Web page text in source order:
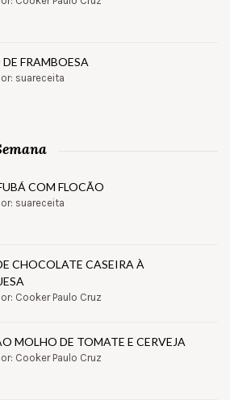
FRAMBOESA
suareceita
COM FLOCÃO
suareceita
CHOCOLATE CASEIRA À
Cooker Paulo Cruz
MOLHO DE TOMATE E CERVEJA
Cooker Paulo Cruz